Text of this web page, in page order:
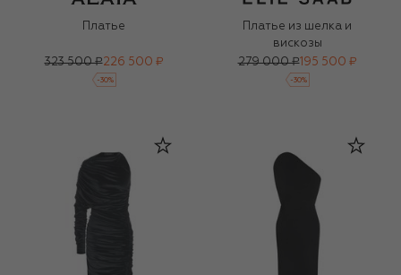
Платье
323 500 ₽226 500 ₽
-30%
Платье из шелка и
вискозы
279 000 ₽195 500 ₽
-30%